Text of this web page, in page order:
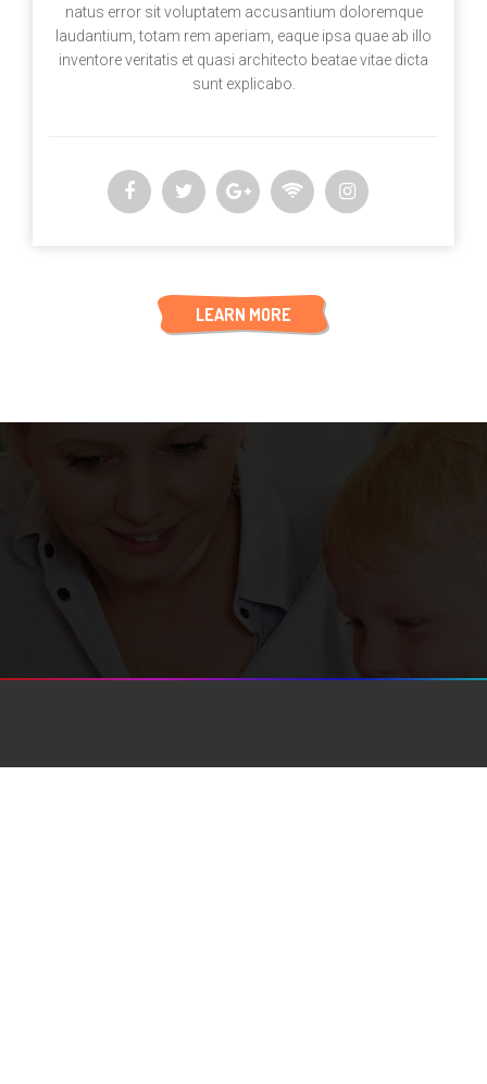
natus error sit voluptatem accusantium doloremque
laudantium, totam rem aperiam, eaque ipsa quae ab illo
inventore veritatis et quasi architecto beatae vitae dicta
sunt explicabo.
LEARN MORE